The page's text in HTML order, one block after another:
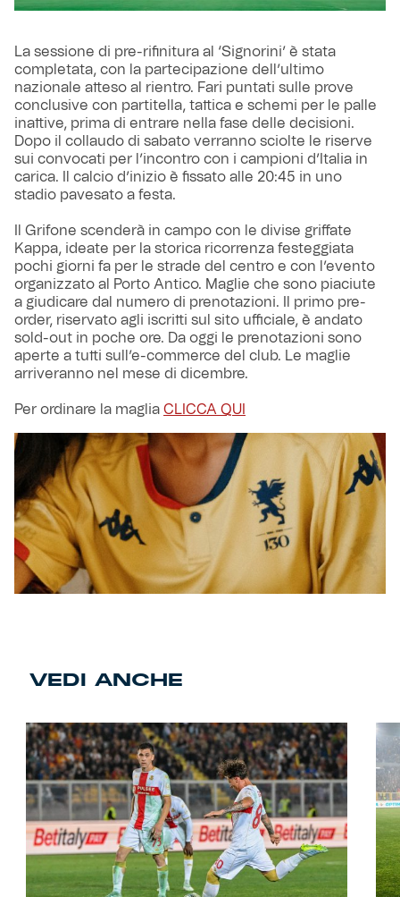
La sessione di pre-rifinitura al ‘Signorini’ è stata
completata, con la partecipazione dell’ultimo
nazionale atteso al rientro. Fari puntati sulle prove
conclusive con partitella, tattica e schemi per le palle
inattive, prima di entrare nella fase delle decisioni.
Dopo il collaudo di sabato verranno sciolte le riserve
sui convocati per l’incontro con i campioni d’Italia in
carica. Il calcio d’inizio è fissato alle 20:45 in uno
stadio pavesato a festa.
Il Grifone scenderà in campo con le divise griffate
Kappa, ideate per la storica ricorrenza festeggiata
pochi giorni fa per le strade del centro e con l’evento
organizzato al Porto Antico. Maglie che sono piaciute
a giudicare dal numero di prenotazioni. Il primo pre-
order, riservato agli iscritti sul sito ufficiale, è andato
sold-out in poche ore. Da oggi le prenotazioni sono
aperte a tutti sull’e-commerce del club. Le maglie
arriveranno nel mese di dicembre.
Per ordinare la maglia CLICCA QUI
VEDI ANCHE